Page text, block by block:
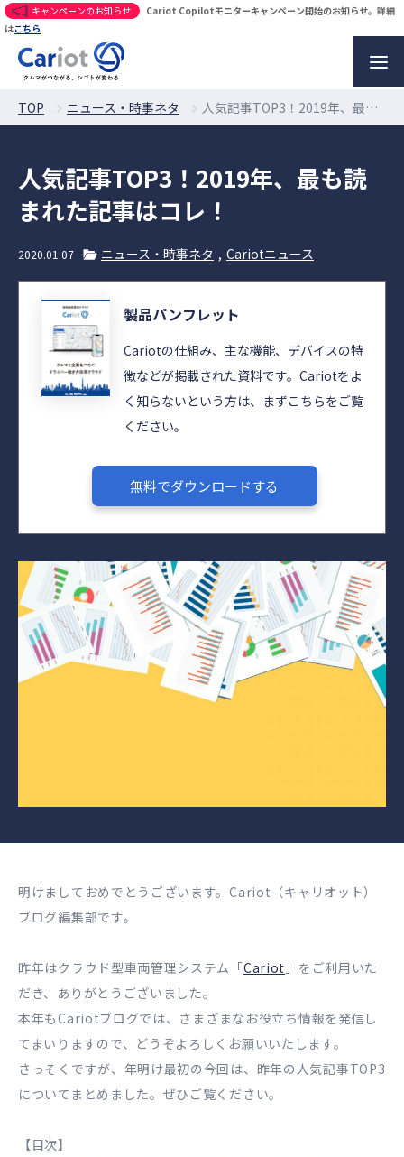
キャンペーンのお知らせ
Cariot Copilotモニターキャンペーン開始のお知らせ。詳細
はこちら
TOP ニュース・時事ネタ 人気記事TOP3！2019年、最も読まれた記事はコレ！
人気記事TOP3！2019年、最も読
まれた記事はコレ！
2020.01.07 ニュース・時事ネタ Cariotニュース
製品パンフレット
Cariotの仕組み、主な機能、デバイスの特
徴などが掲載された資料です。Cariotをよ
く知らないという方は、まずこちらをご覧
ください。
無料でダウンロードする
明けましておめでとうございます。Cariot（キャリオット）
ブログ編集部です。
昨年はクラウド型車両管理システム「Cariot 」をご利用いた
だき、ありがとうございました。
本年もCariotブログでは、さまざまなお役立ち情報を発信し
てまいりますので、どうぞよろしくお願いいたします。
さっそくですが、年明け最初の今回は、昨年の人気記事TOP3
についてまとめました。ぜひご覧ください。
【目次】